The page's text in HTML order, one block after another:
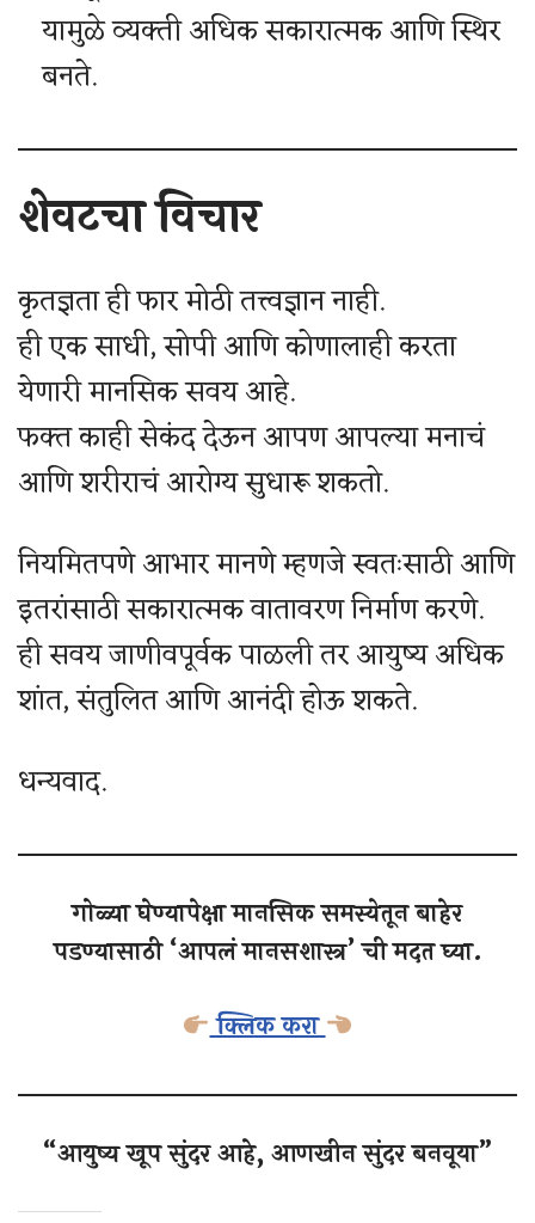
यामुळे व्यक्ती अधिक सकारात्मक आणि स्थिर
बनते.
शेवटचा विचार
कृतज्ञता ही फार मोठी तत्त्वज्ञान नाही.
ही एक साधी, सोपी आणि कोणालाही करता
येणारी मानसिक सवय आहे.
फक्त काही सेकंद देऊन आपण आपल्या मनाचं
आणि शरीराचं आरोग्य सुधारू शकतो.
नियमितपणे आभार मानणे म्हणजे स्वतःसाठी आणि
इतरांसाठी सकारात्मक वातावरण निर्माण करणे.
ही सवय जाणीवपूर्वक पाळली तर आयुष्य अधिक
शांत, संतुलित आणि आनंदी होऊ शकते.
धन्यवाद.
गोळ्या घेण्यापेक्षा मानसिक समस्येतून बाहेर
पडण्यासाठी ‘आपलं मानसशास्त्र’ ची मदत घ्या.
क्लिक करा
“आयु‌ष्य खूप सुंदर आहे, आणखीन सुंदर बनवूया”